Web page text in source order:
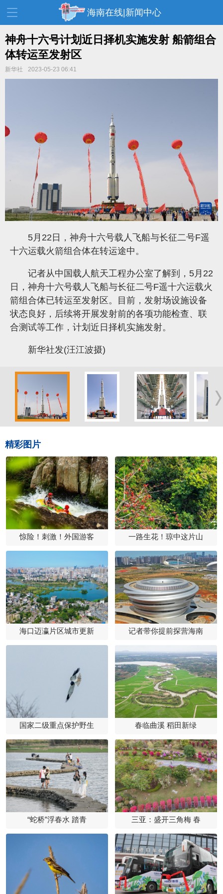
海南在线|新闻中心
资讯中心 热点
文体 消费 财经
美食
活动
周末去哪儿
人才在线 天涯企服
神舟十六号计划近日择机实施发射 船箭组合
体转运至发射区
新华社 2023-05-23 06:41
5月22日，神舟十六号载人飞船与长征二号F遥
十六运载火箭组合体在转运途中。
记者从中国载人航天工程办公室了解到，5月22
日，神舟十六号载人飞船与长征二号F遥十六运载火
箭组合体已转运至发射区。目前，发射场设施设备
状态良好，后续将开展发射前的各项功能检查、联
合测试等工作，计划近日择机实施发射。
新华社发(汪江波摄)
精彩图片
惊险！刺激！外国游客 一路生花！琼中这片山
海口迈瀛片区城市更新 记者带你提前探营海南
国家二级重点保护野生 春临曲溪 稻田新绿
“蛇桥”浮春水 踏青 三亚：盛开三角梅 春